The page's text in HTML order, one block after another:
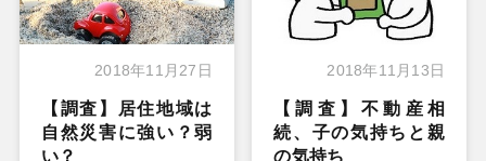
2018年11月27日
【調査】居住地域は
自然災害に強い？弱
い？
2018年11月13日
【調査】不動産相
続、子の気持ちと親
の気持ち